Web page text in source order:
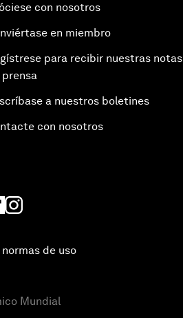
con nosotros
en miembro
para recibir nuestras notas
prensa
a nuestros boletines
con nosotros
de uso
Mundial